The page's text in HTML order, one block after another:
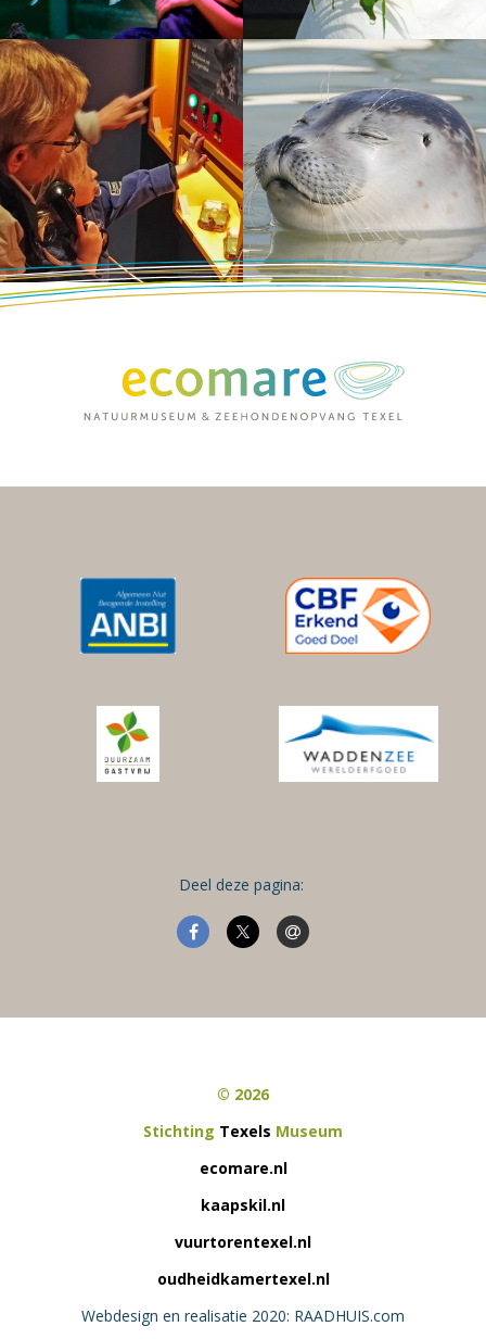
Deel deze pagina:
© 2026
Stichting Texels Museum
ecomare.nl
kaapskil.nl
vuurtorentexel.nl
oudheidkamertexel.nl
Webdesign en realisatie 2020: RAADHUIS.com